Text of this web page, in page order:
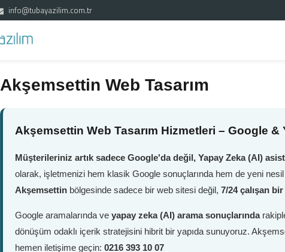
info@tubayazilim.com.tr
Akşemsettin Web Tasarım
Akşemsettin Web Tasarım Hizmetleri – Google &
Müşterileriniz artık sadece Google'da değil, Yapay Zeka (AI)
olarak, işletmenizi hem klasik Google sonuçlarında hem de yeni
Akşemsettin bölgesinde sadece bir web sitesi değil, 7/24 çalışan
Google aramalarında ve yapay zeka (AI) arama sonuçlarında
dönüşüm odaklı içerik stratejisini hibrit bir yapıda sunuyoruz.
hemen iletişime geçin: 0216 393 10 07